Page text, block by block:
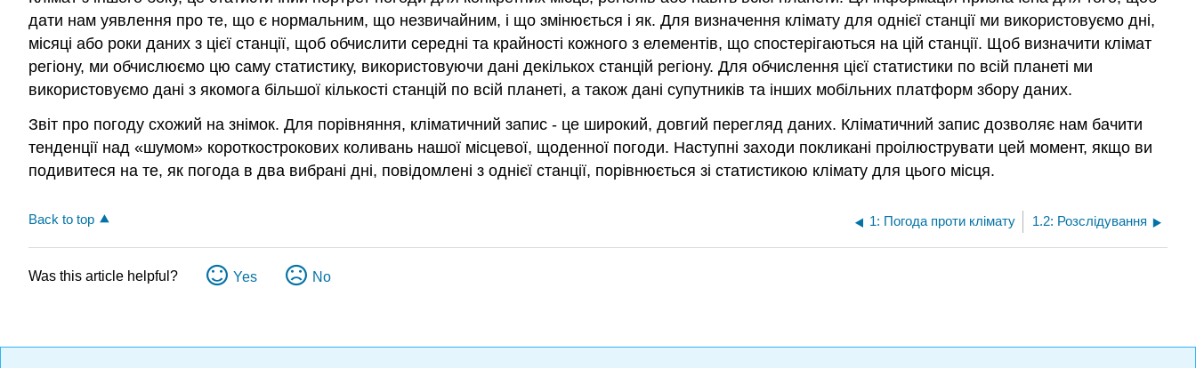
дати нам уявлення про те, що є нормальним, що незвичайним, і що змінюється і як. Для визначення клімату для однієї станції ми використовуємо дні,
місяці або роки даних з цієї станції, щоб обчислити середні та крайності кожного з елементів, що спостерігаються на цій станції. Щоб визначити клімат
регіону, ми обчислюємо цю саму статистику, використовуючи дані декількох станцій регіону. Для обчислення цієї статистики по всій планеті ми
використовуємо дані з якомога більшої кількості станцій по всій планеті, а також дані супутників та інших мобільних платформ збору даних.
Звіт про погоду схожий на знімок. Для порівняння, кліматичний запис - це широкий, довгий перегляд даних. Кліматичний запис дозволяє нам бачити
тенденції над «шумом» короткострокових коливань нашої місцевої, щоденної погоди. Наступні заходи покликані проілюструвати цей момент, якщо ви
подивитеся на те, як погода в два вибрані дні, повідомлені з однієї станції, порівнюється зі статистикою клімату для цього місця.
Back to top 1: Погода проти клімату 1.2: Розслідування
Was this article helpful? Yes No